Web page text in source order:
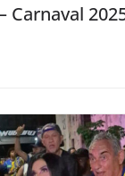
Carnaval